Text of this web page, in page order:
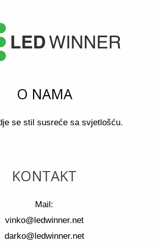
O NAMA
se stil susreće sa svjetlošću.
KONTAKT
Mail:
vinko@ledwinner.net
darko@ledwinner.net